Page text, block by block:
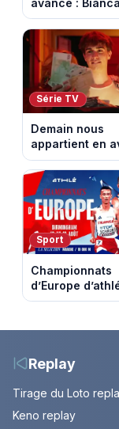
avance :
Loup
Episode du 11
2026 (spoiler)
Série TV
Demain nous
appartient en
Alex face à un
décisif. Episode
août 2026.
Sport
Championnats
d’Europe
2026 : le
sur France
Replay
Tirage du Loto
Keno replay